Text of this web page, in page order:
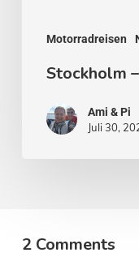
Motorradreisen
Stockholm
Ami & Pi
Juli 30,
2 Comments